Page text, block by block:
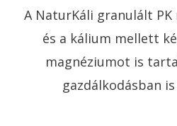
A NaturKáli granulált
és a kálium mellett
magnéziumot is
gazdálkodásban